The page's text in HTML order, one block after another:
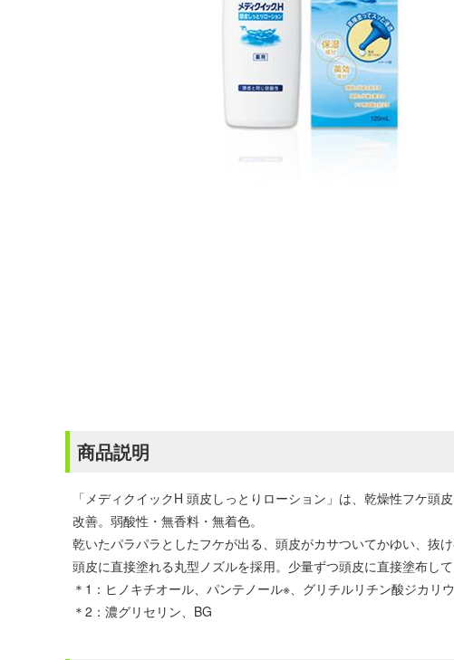
商品説明
「メディクイックH 頭皮しっとりローション」は、乾燥性フケ
改善。弱酸性・無香料・無着色。
乾いたパラパラとしたフケが出る、頭皮がカサついてかゆい、抜
頭皮に直接塗れる丸型ノズルを採用。少量ずつ頭皮に直接塗布し
＊1：ヒノキチオール、パンテノール※、グリチルリチン酸ジカリ
＊2：濃グリセリン、BG